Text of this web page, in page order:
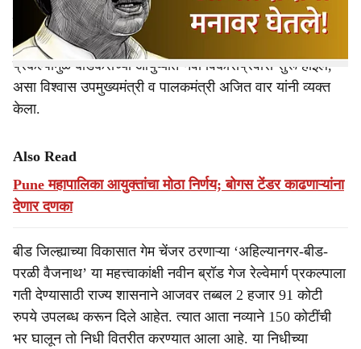
सर्वांगीण विकास साधण्यासाठी हा प्रकल्प गतीमान करण्याचा माझा
सातत्यपूर्ण प्रयत्न आहे. बीड जिल्ह्याचा चेहरा बदलणाऱ्या या
प्रकल्पामुळे बीडकरांच्या आयुष्यात नवा विकासप्रवास सुरू होईल,
असा विश्वास उपमुख्यमंत्री व पालकमंत्री अजित वार यांनी व्यक्त
केला.
Also Read
Pune महापालिका आयुक्तांचा मोठा निर्णय; बोगस टेंडर काढणाऱ्यांना
देणार दणका
बीड जिल्ह्याच्या विकासात गेम चेंजर ठरणाऱ्या ‘अहिल्यानगर-बीड-
परळी वैजनाथ’ या महत्त्वाकांक्षी नवीन ब्रॉड गेज रेल्वेमार्ग प्रकल्पाला
गती देण्यासाठी राज्य शासनाने आजवर तब्बल 2 हजार 91 कोटी
रुपये उपलब्ध करून दिले आहेत. त्यात आता नव्याने 150 कोटींची
भर घालून तो निधी वितरीत करण्यात आला आहे. या निधीच्या